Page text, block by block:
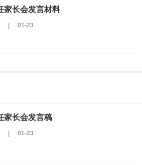
家长会发言材料
01-23
家长会发言稿
| 01-23